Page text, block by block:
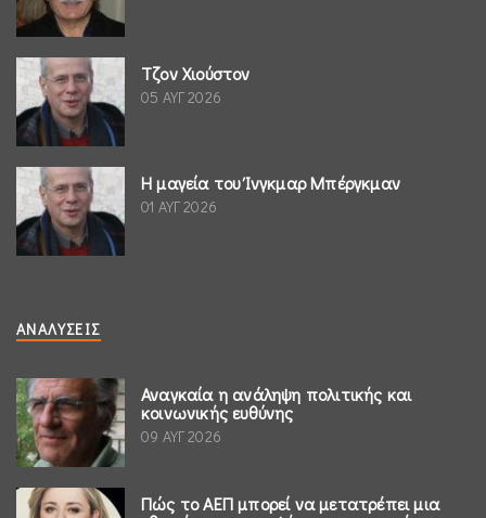
Τζον Χιούστον
05 ΑΥΓ 2026
Η μαγεία του Ίνγκμαρ Μπέργκμαν
01 ΑΥΓ 2026
ΑΝΑΛΎΣΕΙΣ
Αναγκαία η ανάληψη πολιτικής και
κοινωνικής ευθύνης
09 ΑΥΓ 2026
Πώς το ΑΕΠ μπορεί να μετατρέπει μια